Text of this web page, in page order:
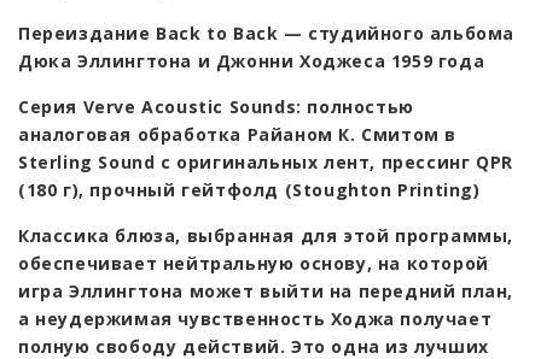
Переиздание Back to Back — студийного альбома
Дюка Эллингтона и Джонни Ходжеса 1959 года
Серия Verve Acoustic Sounds: полностью
аналоговая обработка Райаном К. Смитом в
Sterling Sound с оригинальных лент, прессинг QPR
(180 г), прочный гейтфолд (Stoughton Printing)
Классика блюза, выбранная для этой программы,
обеспечивает нейтральную основу, на которой
игра Эллингтона может выйти на передний план,
а неудержимая чувственность Ходжа получает
полную свободу действий. Это одна из лучших